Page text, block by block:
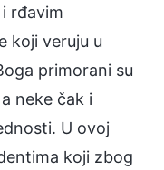
rđavim
koji veruju u
primorani su
neke čak i
U ovoj
koji zbog